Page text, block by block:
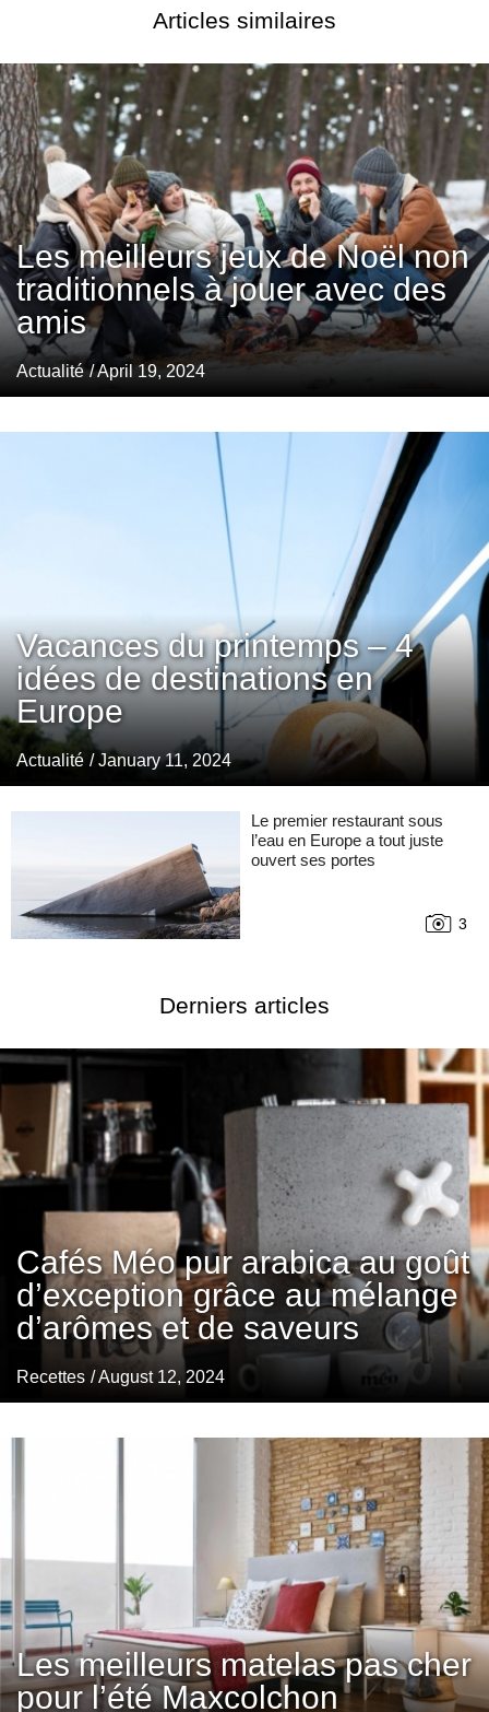
Articles similaires
Les meilleurs jeux de Noël non
traditionnels à jouer avec des
amis
Actualité / April 19, 2024
Vacances du printemps – 4
idées de destinations en
Europe
Actualité / January 11, 2024
Le premier restaurant sous
l’eau en Europe a tout juste
ouvert ses portes
3
Derniers articles
Cafés Méo pur arabica au goût
d’exception grâce au mélange
d’arômes et de saveurs
Recettes / August 12, 2024
Les meilleurs matelas pas cher
pour l’été Maxcolchon